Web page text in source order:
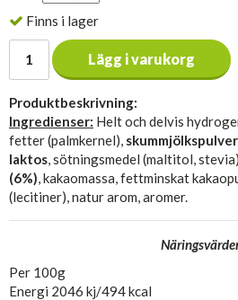
Finns i lager
Lägg i varukorg
Produktbeskrivning:
Ingredienser: Helt och delvis
fetter (palmkernel),
laktos, sötningsmedel (maltitol,
(6%), kakaomassa, fettminskat
(lecitiner), natur arom, aromer.
Per 100g
Energi 2046 kj/494 kcal